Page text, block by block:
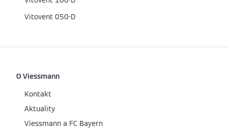
Vitovent 050-D
O Viessmann
Kontakt
Aktuality
Viessmann a FC Bayern